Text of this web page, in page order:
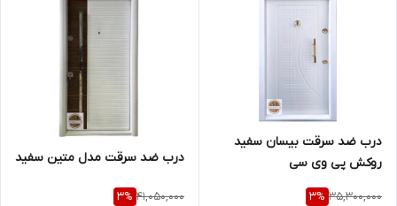
درب ضد سرقت بیسان سفید
روکش پی وی سی
35,300,000
3%
درب ضد سرقت مدل متین سفید
41,050,000
3%